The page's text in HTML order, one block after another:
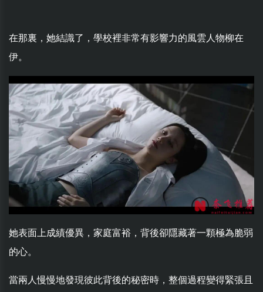
在那裏，她結識了，學校裡非常有影響力的風雲人物柳在
伊。
她表面上成績優異，家庭富裕，背後卻隱藏著一顆極為脆弱
的心。
當兩人慢慢地發現彼此背後的秘密時，整個過程變得緊張且